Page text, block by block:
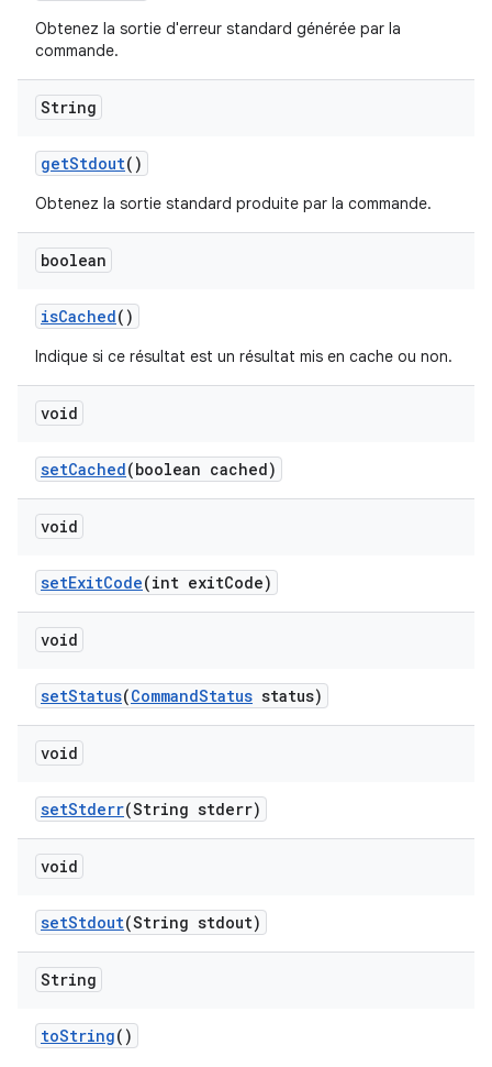
Obtenez la sortie d'erreur standard générée par la
commande.
String
getStdout()
Obtenez la sortie standard produite par la commande.
boolean
isCached()
Indique si ce résultat est un résultat mis en cache ou non.
void
setCached(boolean cached)
void
setExitCode(int exitCode)
void
setStatus(CommandStatus status)
void
setStderr(String stderr)
void
setStdout(String stdout)
String
toString()